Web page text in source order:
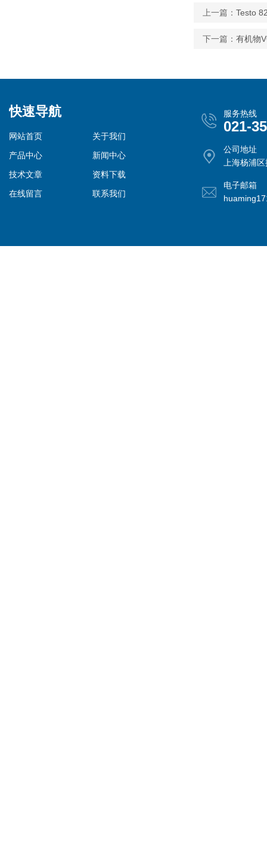
上一篇： Testo
下一篇： 有机物
快速导航
网站首页
关于我们
产品中心
新闻中心
技术文章
资料下载
在线留言
联系我们
服务热线
021-
公司地址
上海杨浦
电子邮箱